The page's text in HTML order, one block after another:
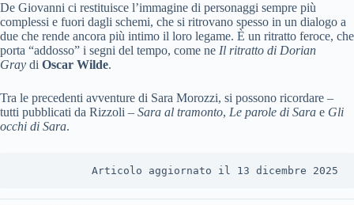
De Giovanni ci restituisce l’immagine di personaggi sempre più
complessi e fuori dagli schemi, che si ritrovano spesso in un dialogo a
due che rende ancora più intimo il loro legame. È un ritratto feroce, che
porta “addosso” i segni del tempo, come ne Il ritratto di Dorian
Gray di Oscar Wilde.
Tra le precedenti avventure di Sara Morozzi, si possono ricordare –
tutti pubblicati da Rizzoli – Sara al tramonto, Le parole di Sara e Gli
occhi di Sara.
Articolo aggiornato il 13 dicembre 2025